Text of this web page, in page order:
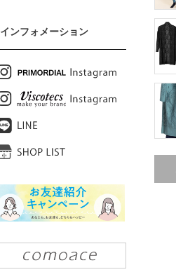
インフォメーション